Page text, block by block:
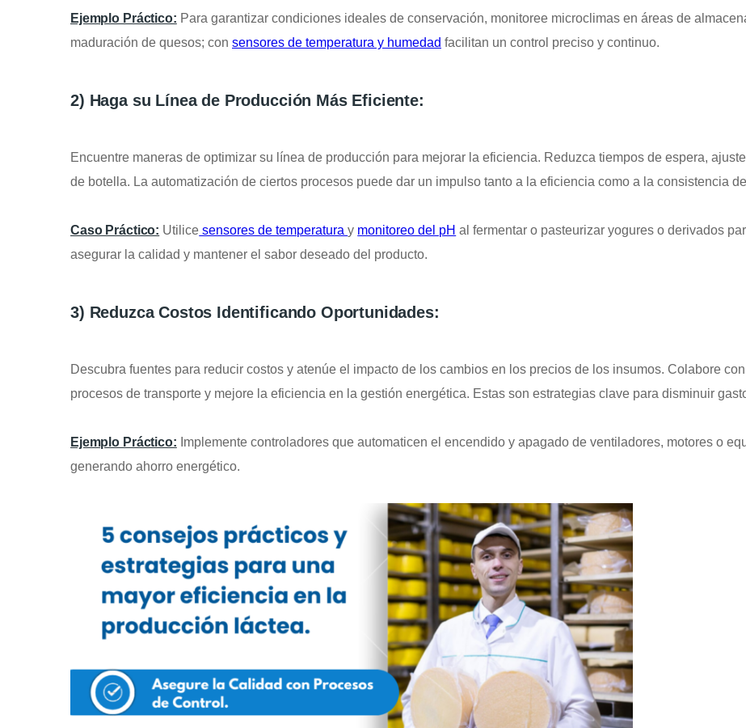
Ejemplo Práctico: Para garantizar condiciones ideales de conservación, monitoree microclimas en áreas de
maduración de quesos; con sensores de temperatura y humedad facilitan un control preciso y continuo.
2) Haga su Línea de Producción Más Eficiente:
Encuentre maneras de optimizar su línea de producción para mejorar la eficiencia. Reduzca tiempos de espera,
de botella. La automatización de ciertos procesos puede dar un impulso tanto a la eficiencia como a la consistencia
Caso Práctico: Utilice sensores de temperaturay monitoreo del pH al fermentar o pasteurizar yogures o derivados
asegurar la calidad y mantener el sabor deseado del producto.
3) Reduzca Costos Identificando Oportunidades:
Descubra fuentes para reducir costos y atenúe el impacto de los cambios en los precios de los insumos. Colabore
procesos de transporte y mejore la eficiencia en la gestión energética. Estas son estrategias clave para disminuir
Ejemplo Práctico: Implemente controladores que automaticen el encendido y apagado de ventiladores, motores o
generando ahorro energético.